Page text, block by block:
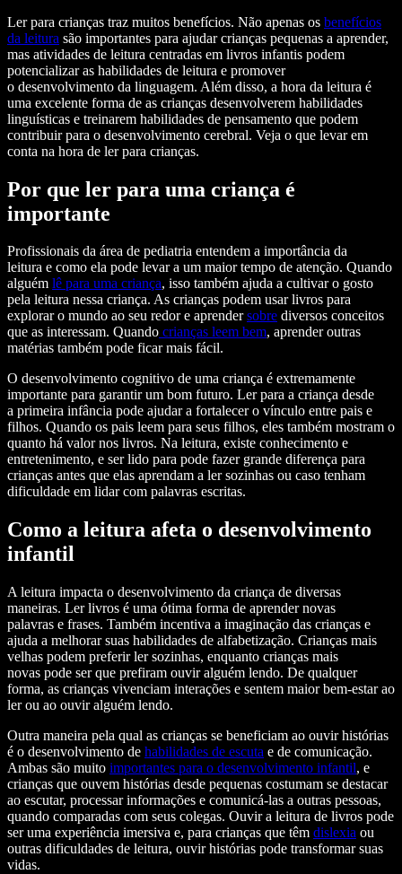
Ler para crianças traz muitos benefícios. Não apenas os benefícios
da leitura são importantes para ajudar crianças pequenas a aprender,
mas atividades de leitura centradas em livros infantis podem
potencializar as habilidades de leitura e promover
o desenvolvimento da linguagem. Além disso, a hora da leitura é
uma excelente forma de as crianças desenvolverem habilidades
linguísticas e treinarem habilidades de pensamento que podem
contribuir para o desenvolvimento cerebral. Veja o que levar em
conta na hora de ler para crianças.
Por que ler para uma criança é
importante
Profissionais da área de pediatria entendem a importância da
leitura e como ela pode levar a um maior tempo de atenção. Quando
alguém lê para uma criança, isso também ajuda a cultivar o gosto
pela leitura nessa criança. As crianças podem usar livros para
explorar o mundo ao seu redor e aprendersobre diversos conceitos
que as interessam. Quando crianças leem bem, aprender outras
matérias também pode ficar mais fácil.
O desenvolvimento cognitivo de uma criança é extremamente
importante para garantir um bom futuro. Ler para a criança desde
a primeira infância pode ajudar a fortalecer o vínculo entre pais e
filhos. Quando os pais leem para seus filhos, eles também mostram o
quanto há valor nos livros. Na leitura, existe conhecimento e
entretenimento, e ser lido para pode fazer grande diferença para
crianças antes que elas aprendam a ler sozinhas ou caso tenham
dificuldade em lidar com palavras escritas.
Como a leitura afeta o desenvolvimento
infantil
A leitura impacta o desenvolvimento da criança de diversas
maneiras. Ler livros é uma ótima forma de aprender novas
palavras e frases. Também incentiva a imaginação das crianças e
ajuda a melhorar suas habilidades de alfabetização. Crianças mais
velhas podem preferir ler sozinhas, enquanto crianças mais
novas pode ser que prefiram ouvir alguém lendo. De qualquer
forma, as crianças vivenciam interações e sentem maior bem-estar ao
ler ou ao ouvir alguém lendo.
Outra maneira pela qual as crianças se beneficiam ao ouvir histórias
é o desenvolvimento de habilidades de escuta e de comunicação.
Ambas são muito importantes para o desenvolvimento infantil, e
crianças que ouvem histórias desde pequenas costumam se destacar
ao escutar, processar informações e comunicá-las a outras pessoas,
quando comparadas com seus colegas. Ouvir a leitura de livros pode
ser uma experiência imersiva e, para crianças que têm dislexia ou
outras dificuldades de leitura, ouvir histórias pode transformar suas
vidas.